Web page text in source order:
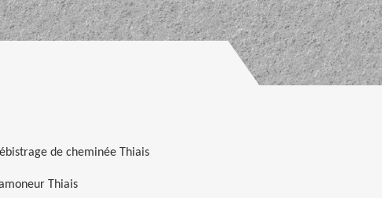
de cheminée Thiais
Thiais